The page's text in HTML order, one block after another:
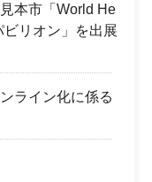
本市「World He
リオン」を出展
ライン化に係る